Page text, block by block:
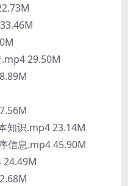
29.50M
知识.mp4 23.14M
信息.mp4 45.90M